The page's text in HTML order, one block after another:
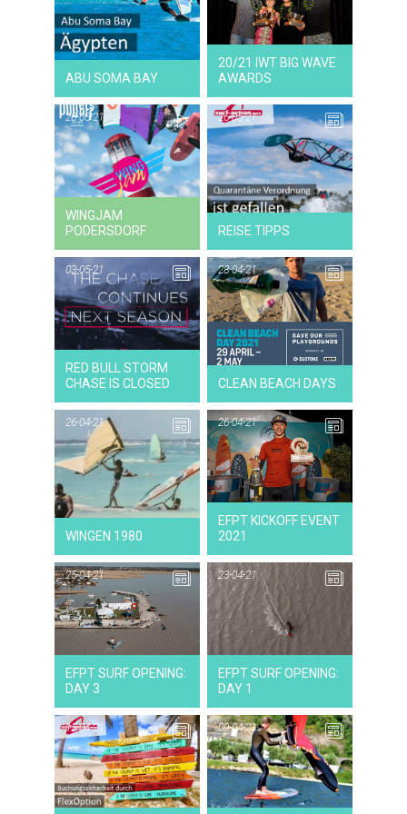
ABU SOMA BAY
28-07-21
NEWS
20/21 IWT BIG WAVE
AWARDS
WINGJAM
PODERSDORF
26-05-21
26-05-21
VIDEO
REISE TIPPS
26-05-21
RED BULL STORM
CHASE IS CLOSED
03-05-21
03-05-21
NEWS
CLEAN BEACH DAYS
28-04-21
WINGEN 1980
26-04-21
26-04-21
NEWS
EFPT KICKOFF EVENT
2021
26-04-21
EFPT SURF OPENING:
DAY 3
25-04-21
25-04-21
NEWS
EFPT SURF OPENING:
DAY 1
23-04-21
15-04-21
15-04-21
09-04-21